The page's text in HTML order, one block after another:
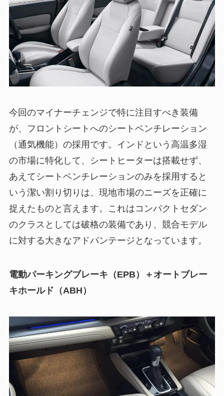
今回のマイナーチェンジで特に注目すべき装備
が、フロントシートへのシートベンチレーション
（通気機能）の採用です。インドという高温多湿
の市場に特化して、シートヒーターは搭載せず、
あえてシートベンチレーションのみを採用すると
いう潔い割り切りは、現地市場のニーズを正確に
捉えたものと言えます。これはコンパクトセダン
のクラスとしては破格の装備であり、競合モデル
に対する大きなアドバンテージとなっています。
電動パーキングブレーキ（EPB）＋オートブレー
キホールド（ABH）